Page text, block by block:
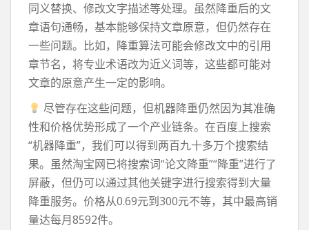
同义替换、修改文字描述等处理。虽然降重后的文
章语句通畅，基本能够保持文章原意，但仍然存在
一些问题。比如，降重算法可能会修改文中的引用
章节名，将专业术语改为近义词等，这些都可能对
文章的原意产生一定的影响。
尽管存在这些问题，但机器降重仍然因为其准确
性和价格优势形成了一个产业链条。在百度上搜索
“机器降重”，我们可以得到两百九十多万个搜索结
果。虽然淘宝网已将搜索词“论文降重”“降重”进行了
屏蔽，但仍可以通过其他关键字进行搜索得到大量
降重服务。价格从0.69元到300元不等，其中最高销
量达每月8592件。